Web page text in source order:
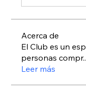
Acerca de
El Club es un
personas compr
Leer más